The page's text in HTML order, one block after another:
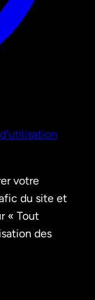
votre
du site et
« Tout
des